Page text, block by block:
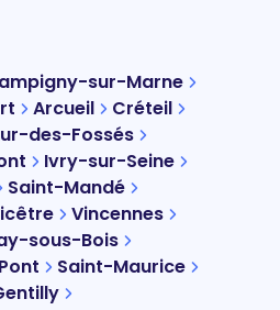
sur-Marne
Arcueil
Créteil
des-Fossés
Ivry-sur-Seine
Saint-Mandé
Vincennes
sous-Bois
Saint-Maurice